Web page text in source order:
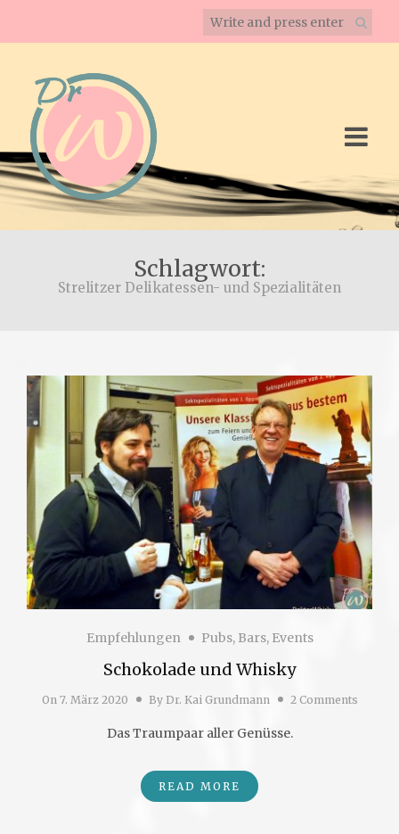
Schlagwort:
Strelitzer Delikatessen- und Spezialitäten
Empfehlungen Pubs, Bars, Events
Schokolade und Whisky
On 7. März 2020 By Dr. Kai Grundmann 2 Comments
Das Traumpaar aller Genüsse.
READ MORE